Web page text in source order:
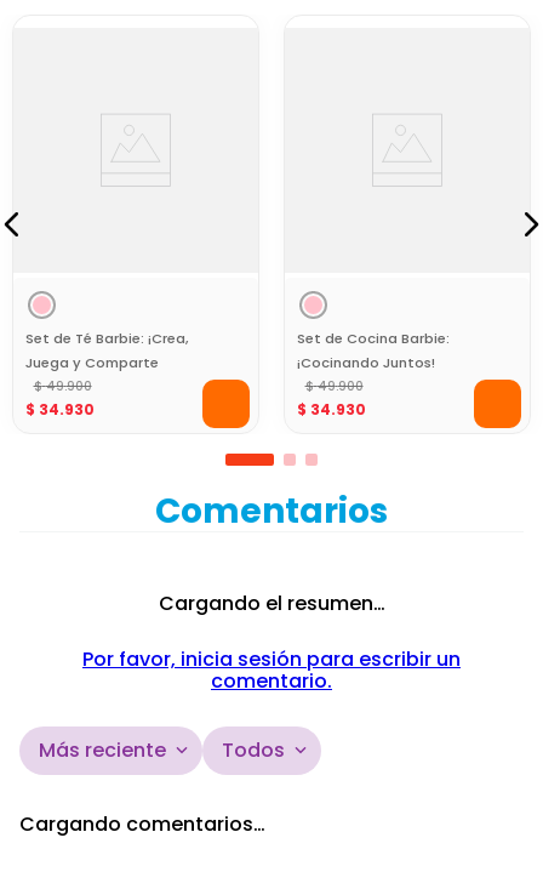
Set de Té Barbie: ¡Crea,
Juega y Comparte
Momentos!
$ 49.900
$ 34.930
Set de Cocina Barbie:
¡Cocinando Juntos!
$ 49.900
$ 34.930
Comentarios
Cargando el resumen…
Por favor, inicia sesión para escribir un
comentario.
Más reciente Todos
Cargando comentarios…